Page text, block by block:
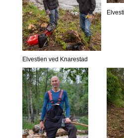
Elvestien ved Knarestad